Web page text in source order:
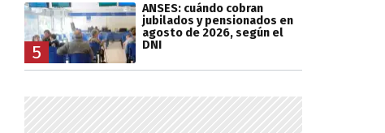
5
ANSES: cuándo cobran
jubilados y pensionados en
agosto de 2026, según el
DNI